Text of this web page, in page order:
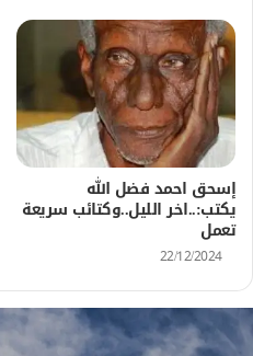
إسحق احمد فضل الله
يكتب:..اخر الليل..وكتائب سريعة
تعمل
22/12/2024